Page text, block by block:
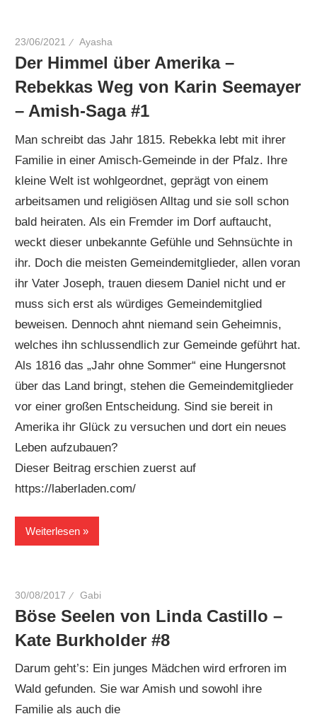
23/06/2021 Ayasha
Der Himmel über Amerika –
Rebekkas Weg von Karin Seemayer
– Amish-Saga #1
Man schreibt das Jahr 1815. Rebekka lebt mit ihrer
Familie in einer Amisch-Gemeinde in der Pfalz. Ihre
kleine Welt ist wohlgeordnet, geprägt von einem
arbeitsamen und religiösen Alltag und sie soll schon
bald heiraten. Als ein Fremder im Dorf auftaucht,
weckt dieser unbekannte Gefühle und Sehnsüchte in
ihr. Doch die meisten Gemeindemitglieder, allen voran
ihr Vater Joseph, trauen diesem Daniel nicht und er
muss sich erst als würdiges Gemeindemitglied
beweisen. Dennoch ahnt niemand sein Geheimnis,
welches ihn schlussendlich zur Gemeinde geführt hat.
Als 1816 das „Jahr ohne Sommer“ eine Hungersnot
über das Land bringt, stehen die Gemeindemitglieder
vor einer großen Entscheidung. Sind sie bereit in
Amerika ihr Glück zu versuchen und dort ein neues
Leben aufzubauen?
Dieser Beitrag erschien zuerst auf
https://laberladen.com/
Weiterlesen
30/08/2017 Gabi
Böse Seelen von Linda Castillo –
Kate Burkholder #8
Darum geht’s: Ein junges Mädchen wird erfroren im
Wald gefunden. Sie war Amish und sowohl ihre
Familie als auch die